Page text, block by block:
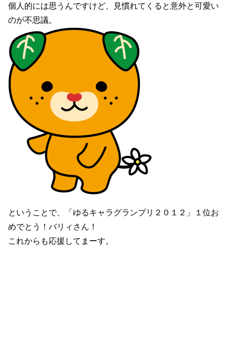
個人的には思うんですけど、見慣れてくると意外と可愛い
のが不思議。
ということで、「ゆるキャラグランプリ２０１２」１位お
めでとう！バリィさん！
これからも応援してまーす。